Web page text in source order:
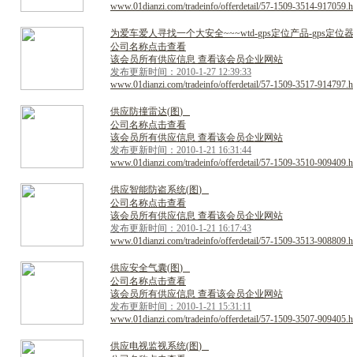
www.01dianzi.com/tradeinfo/offerdetail/57-1509-3514-
为爱车爱人寻找一个大安全~~~wtd-gps定位产品-gps定位器
公司名称点击查看
该会员所有供应信息 查看该会员企业网站
发布更新时间：2010-1-27 12:39:33
www.01dianzi.com/tradeinfo/offerdetail/57-1509-3517-
供应防撞雷达(图)
公司名称点击查看
该会员所有供应信息 查看该会员企业网站
发布更新时间：2010-1-21 16:31:44
www.01dianzi.com/tradeinfo/offerdetail/57-1509-3510-
供应智能防盗系统(图)
公司名称点击查看
该会员所有供应信息 查看该会员企业网站
发布更新时间：2010-1-21 16:17:43
www.01dianzi.com/tradeinfo/offerdetail/57-1509-3513-
供应安全气囊(图)
公司名称点击查看
该会员所有供应信息 查看该会员企业网站
发布更新时间：2010-1-21 15:31:11
www.01dianzi.com/tradeinfo/offerdetail/57-1509-3507-
供应电视监视系统(图)